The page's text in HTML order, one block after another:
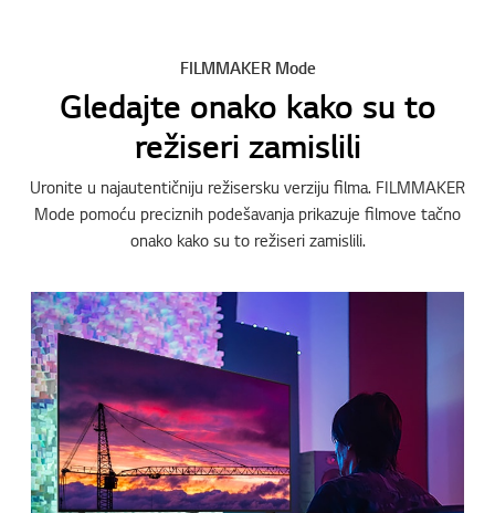
FILMMAKER Mode
Gledajte onako kako su to
režiseri zamislili
Uronite u najautentičniju režisersku verziju filma. FILMMAKER
Mode pomoću preciznih podešavanja prikazuje filmove tačno
onako kako su to režiseri zamislili.